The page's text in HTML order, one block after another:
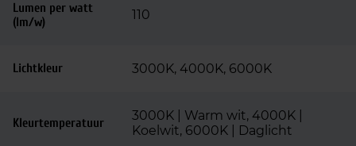
Lumen per watt
(lm/w)
110
Lichtkleur 3000K, 4000K, 6000K
Kleurtemperatuur
3000K | Warm wit, 4000K |
Koelwit, 6000K | Daglicht